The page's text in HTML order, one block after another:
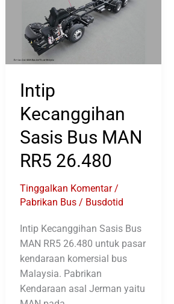
Intip
Kecanggihan
Sasis Bus MAN
RR5 26.480
Tinggalkan Komentar /
Pabrikan Bus / Busdotid
Intip Kecanggihan Sasis Bus
MAN RR5 26.480 untuk pasar
kendaraan komersial bus
Malaysia. Pabrikan
Kendaraan asal Jerman yaitu